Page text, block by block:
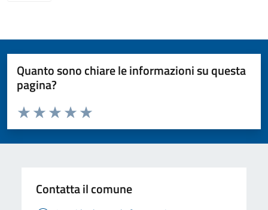
Quanto sono chiare le informazioni su questa
pagina?
Valuta da 1 a 5 stelle la pagina
Valuta 5 stelle su 5
Valuta 4 stelle su 5
Valuta 3 stelle su 5
Valuta 2 stelle su 5
Valuta 1 stelle su 5
Contatta il comune